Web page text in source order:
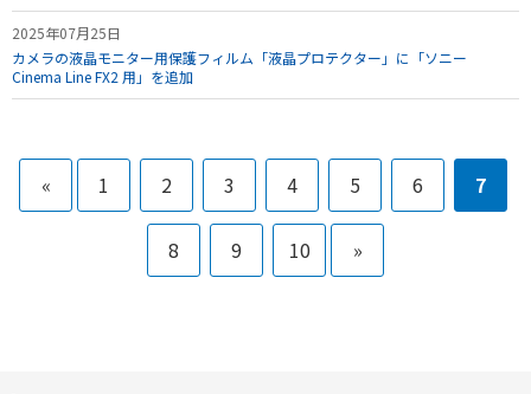
2025年07月25日
カメラの液晶モニター用保護フィルム「液晶プロテクター」に「ソニー
Cinema Line FX2 用」を追加
« 1 2 3 4 5 6 7
8 9 10 »